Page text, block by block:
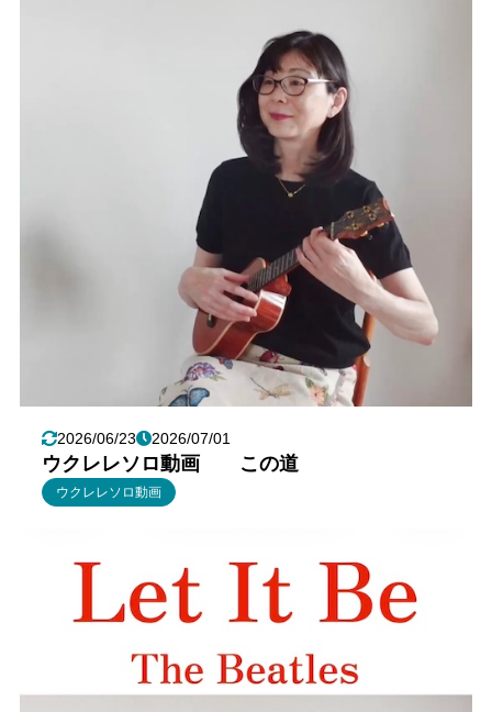
2026/06/23 2026/07/01
ウクレレソロ動画 この道
ウクレレソロ動画